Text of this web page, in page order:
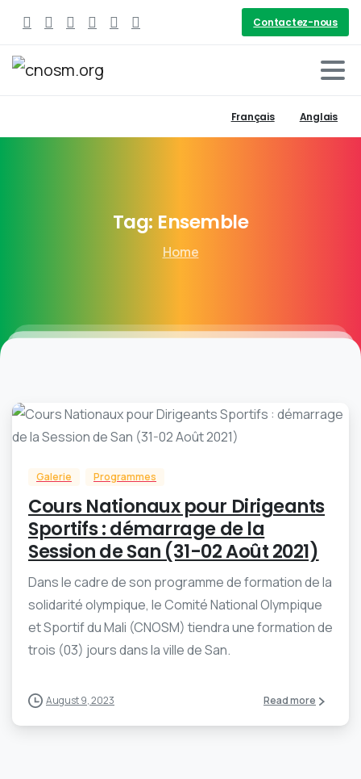
Contactez-nous
Français Anglais
Tag: Ensemble
Home
0 -
Galerie Programmes
Cours Nationaux pour Dirigeants
Sportifs : démarrage de la
Session de San (31-02 Août 2021)
Dans le cadre de son programme de formation de la
solidarité olympique, le Comité National Olympique
et Sportif du Mali (CNOSM) tiendra une formation de
trois (03) jours dans la ville de San.
August 9, 2023 Read more